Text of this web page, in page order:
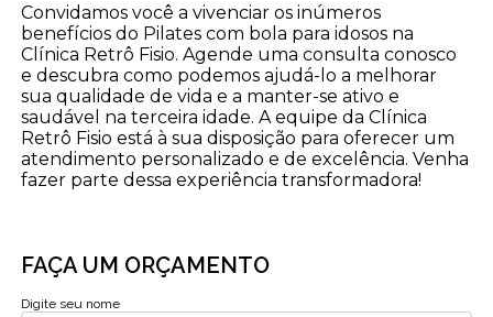
Convidamos você a vivenciar os inúmeros
benefícios do Pilates com bola para idosos na
Clínica Retrô Fisio. Agende uma consulta conosco
e descubra como podemos ajudá-lo a melhorar
sua qualidade de vida e a manter-se ativo e
saudável na terceira idade. A equipe da Clínica
Retrô Fisio está à sua disposição para oferecer um
atendimento personalizado e de excelência. Venha
fazer parte dessa experiência transformadora!
FAÇA UM ORÇAMENTO
Digite seu nome